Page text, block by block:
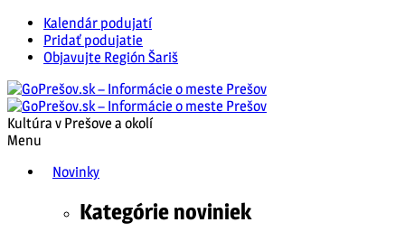
Kalendár podujatí
Pridať podujatie
Objavujte Región Šariš
Kultúra v Prešove a okolí
Menu
Novinky
Kategórie noviniek